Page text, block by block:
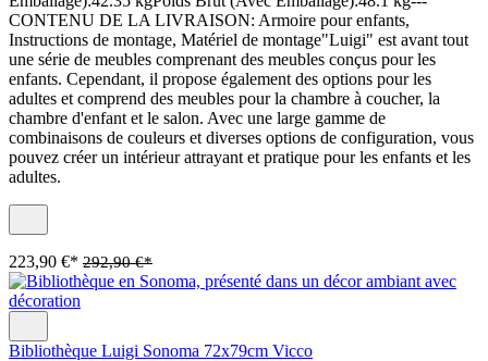
CONTENU DE LA LIVRAISON: Armoire pour enfants,
Instructions de montage, Matériel de montage"Luigi" est avant tout
une série de meubles comprenant des meubles conçus pour les
enfants. Cependant, il propose également des options pour les
adultes et comprend des meubles pour la chambre à coucher, la
chambre d'enfant et le salon. Avec une large gamme de
combinaisons de couleurs et diverses options de configuration, vous
pouvez créer un intérieur attrayant et pratique pour les enfants et les
adultes.
223,90 €* 292,90 €*
Bibliothèque Luigi Sonoma 72x79cm Vicco